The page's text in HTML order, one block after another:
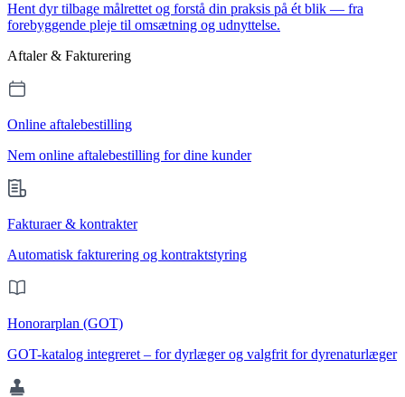
Hent dyr tilbage målrettet og forstå din praksis på ét blik — fra
forebyggende pleje til omsætning og udnyttelse.
Aftaler & Fakturering
Online aftalebestilling
Nem online aftalebestilling for dine kunder
Fakturaer & kontrakter
Automatisk fakturering og kontraktstyring
Honorarplan (GOT)
GOT-katalog integreret – for dyrlæger og valgfrit for dyrenaturlæger